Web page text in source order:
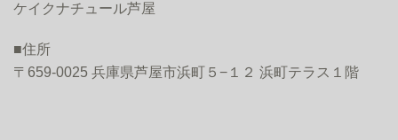
ケイクナチュール芦屋
■住所
〒659-0025 兵庫県芦屋市浜町５−１２ 浜町テラス１階